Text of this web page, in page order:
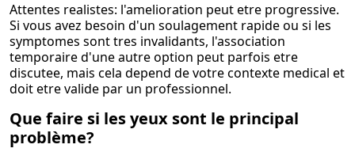
Attentes realistes: l'amelioration peut etre progressive.
Si vous avez besoin d'un soulagement rapide ou si les
symptomes sont tres invalidants, l'association
temporaire d'une autre option peut parfois etre
discutee, mais cela depend de votre contexte medical et
doit etre valide par un professionnel.
Que faire si les yeux sont le principal
problème?